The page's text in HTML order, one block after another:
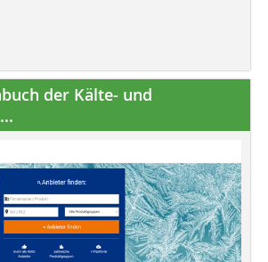
der Kälte- und